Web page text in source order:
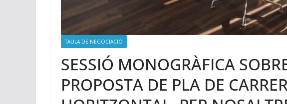
TAULA DE NEGOCIACIÖ
SESSIÓ MONOGRÀFICA
PROPOSTA DE PLA DE